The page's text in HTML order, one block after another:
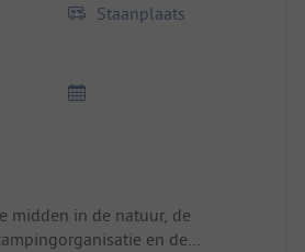
Staanplaats
midden in de natuur, de
en de